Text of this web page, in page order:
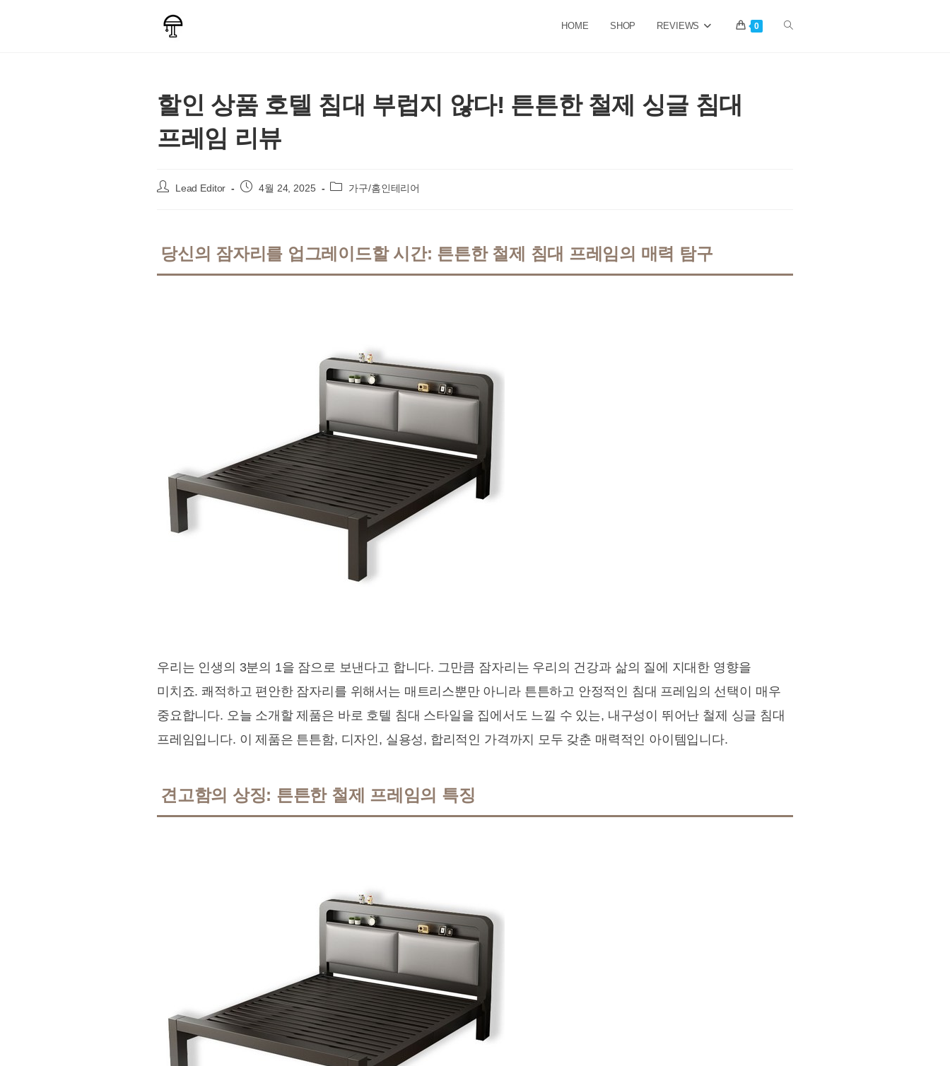
HOME SHOP REVIEWS 0 Toggle
할인 상품 호텔 침대 부럽지 않다! 튼튼한 철제 싱글 침대
프레임 리뷰
Post Lead Editor
Post 4월 24, 2025
Post 가구/홈인테리어
당신의 잠자리를 업그레이드할 시간: 튼튼한 철제 침대 프레임의 매력 탐구
우리는 인생의 3분의 1을 잠으로 보낸다고 합니다. 그만큼 잠자리는 우리의 건강과 삶의 질에 지대한 영향을
미치죠. 쾌적하고 편안한 잠자리를 위해서는 매트리스뿐만 아니라 튼튼하고 안정적인 침대 프레임의 선택이 매우
중요합니다. 오늘 소개할 제품은 바로 호텔 침대 스타일을 집에서도 느낄 수 있는, 내구성이 뛰어난 철제 싱글 침대
프레임입니다. 이 제품은 튼튼함, 디자인, 실용성, 합리적인 가격까지 모두 갖춘 매력적인 아이템입니다.
견고함의 상징: 튼튼한 철제 프레임의 특징